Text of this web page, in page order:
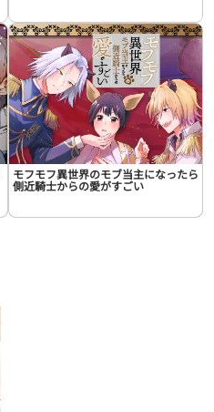
モフモフ異世界のモブ当主になったら
側近騎士からの愛がすごい